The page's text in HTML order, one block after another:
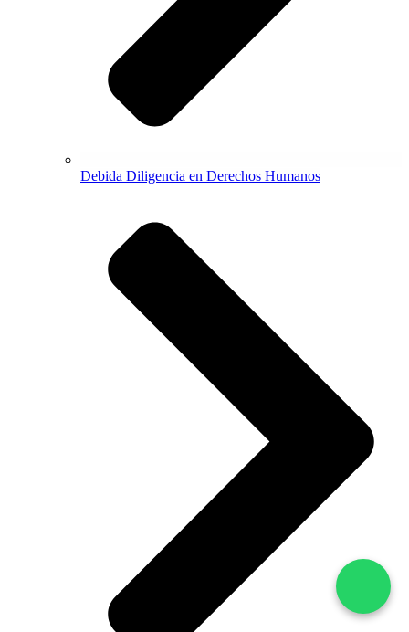
Debida Diligencia en Derechos Humanos